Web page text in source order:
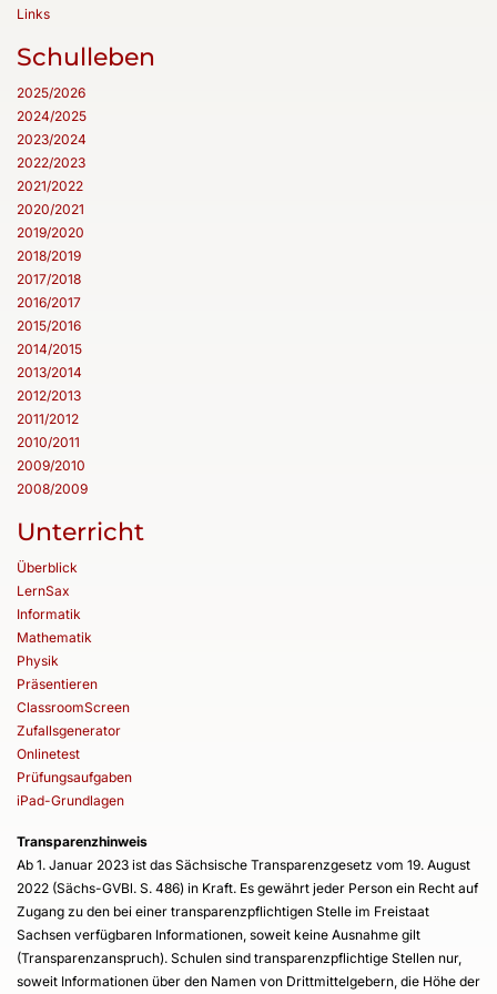
Links
Schulleben
2025/2026
2024/2025
2023/2024
2022/2023
2021/2022
2020/2021
2019/2020
2018/2019
2017/2018
2016/2017
2015/2016
2014/2015
2013/2014
2012/2013
2011/2012
2010/2011
2009/2010
2008/2009
Unterricht
Überblick
LernSax
Informatik
Mathematik
Physik
Präsentieren
ClassroomScreen
Zufallsgenerator
Onlinetest
Prüfungsaufgaben
iPad-Grundlagen
Transparenzhinweis
Ab 1. Januar 2023 ist das Sächsische Transparenzgesetz vom 19. August
2022 (Sächs-GVBl. S. 486) in Kraft. Es gewährt jeder Person ein Recht auf
Zugang zu den bei einer transparenzpflichtigen Stelle im Freistaat
Sachsen verfügbaren Informationen, soweit keine Ausnahme gilt
(Transparenzanspruch). Schulen sind transparenzpflichtige Stellen nur,
soweit Informationen über den Namen von Drittmittelgebern, die Höhe der